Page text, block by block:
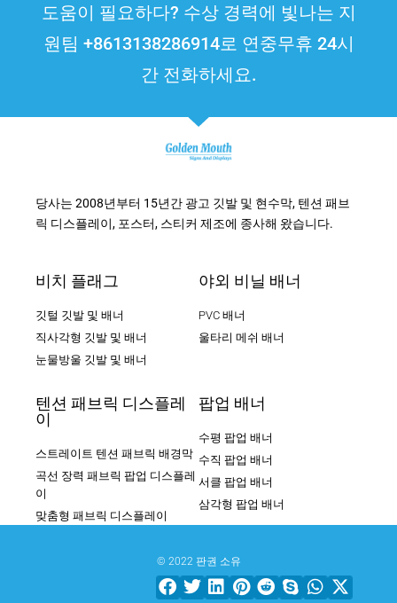
도움이 필요하다? 수상 경력에 빛나는 지
원팀 +8613138286914로 연중무휴 24시
간 전화하세요.
당사는 2008년부터 15년간 광고 깃발 및 현수막, 텐션 패브
릭 디스플레이, 포스터, 스티커 제조에 종사해 왔습니다.
비치 플래그
깃털 깃발 및 배너
직사각형 깃발 및 배너
눈물방울 깃발 및 배너
야외 비닐 배너
PVC 배너
울타리 메쉬 배너
텐션 패브릭 디스플레
이
스트레이트 텐션 패브릭 배경막
곡선 장력 패브릭 팝업 디스플레
이
맞춤형 패브릭 디스플레이
팝업 배너
수평 팝업 배너
수직 팝업 배너
서클 팝업 배너
삼각형 팝업 배너
© 2022 판권 소유